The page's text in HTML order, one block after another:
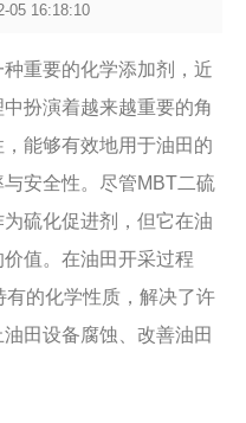
05 16:18:10
重要的化学添加剂，近
扮演着越来越重要的角
能够有效地用于油田的
安全性。尽管MBT二硫
硫化促进剂，但它在油
值。在油田开采过程
的化学性质，解决了许
田设备腐蚀、改善油田